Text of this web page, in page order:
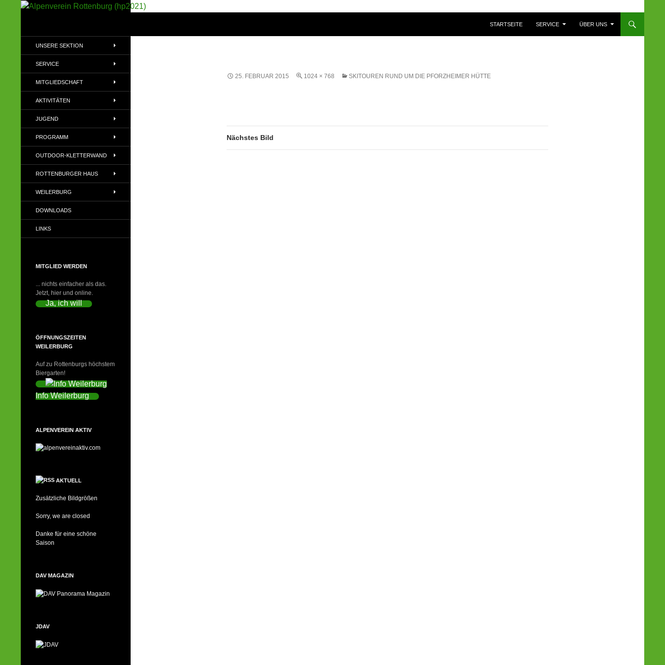
STARTSEITE
SERVICE ÜBER UNS
25. FEBRUAR 2015 1024 × 768 SKITOUREN RUND UM DIE PFORZHEIMER HÜTTE
Nächstes Bild
(DAV)
UNSERE SEKTION
SERVICE
MITGLIEDSCHAFT
AKTIVITÄTEN
JUGEND
PROGRAMM
OUTDOOR-KLETTERWAND
ROTTENBURGER HAUS
WEILERBURG
DOWNLOADS
LINKS
MITGLIED WERDEN
... nichts einfacher als das.
Jetzt, hier und online.
Ja, ich will
ÖFFNUNGSZEITEN
WEILERBURG
Auf zu Rottenburgs höchstem
Biergarten!
Info Weilerburg
ALPENVEREIN AKTIV
AKTUELL
Zusätzliche Bildgrößen
Sorry, we are closed
Danke für eine schöne
Saison
DAV MAGAZIN
JDAV